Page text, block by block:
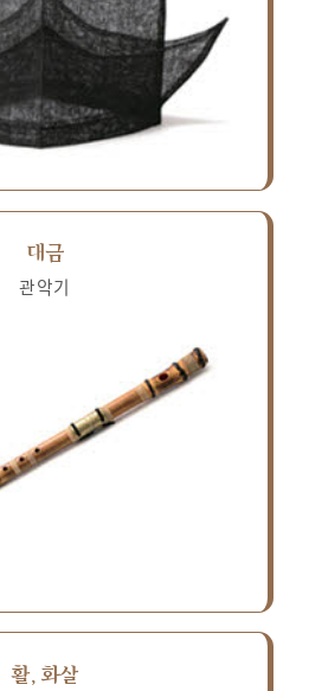
대금
관악기
활, 화살